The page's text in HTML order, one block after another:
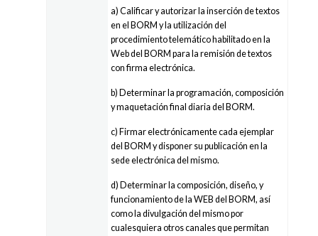
a) Calificar y autorizar la inserción de textos
en el BORM y la utilización del
procedimiento telemático habilitado en la
Web del BORM para la remisión de textos
con firma electrónica.
b) Determinar la programación, composición
y maquetación final diaria del BORM.
c) Firmar electrónicamente cada ejemplar
del BORM y disponer su publicación en la
sede electrónica del mismo.
d) Determinar la composición, diseño, y
funcionamiento de la WEB del BORM, así
como la divulgación del mismo por
cualesquiera otros canales que permitan